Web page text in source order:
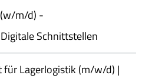
m/d) -
Schnittstellen
für Lagerlogistik (m/w/d) |